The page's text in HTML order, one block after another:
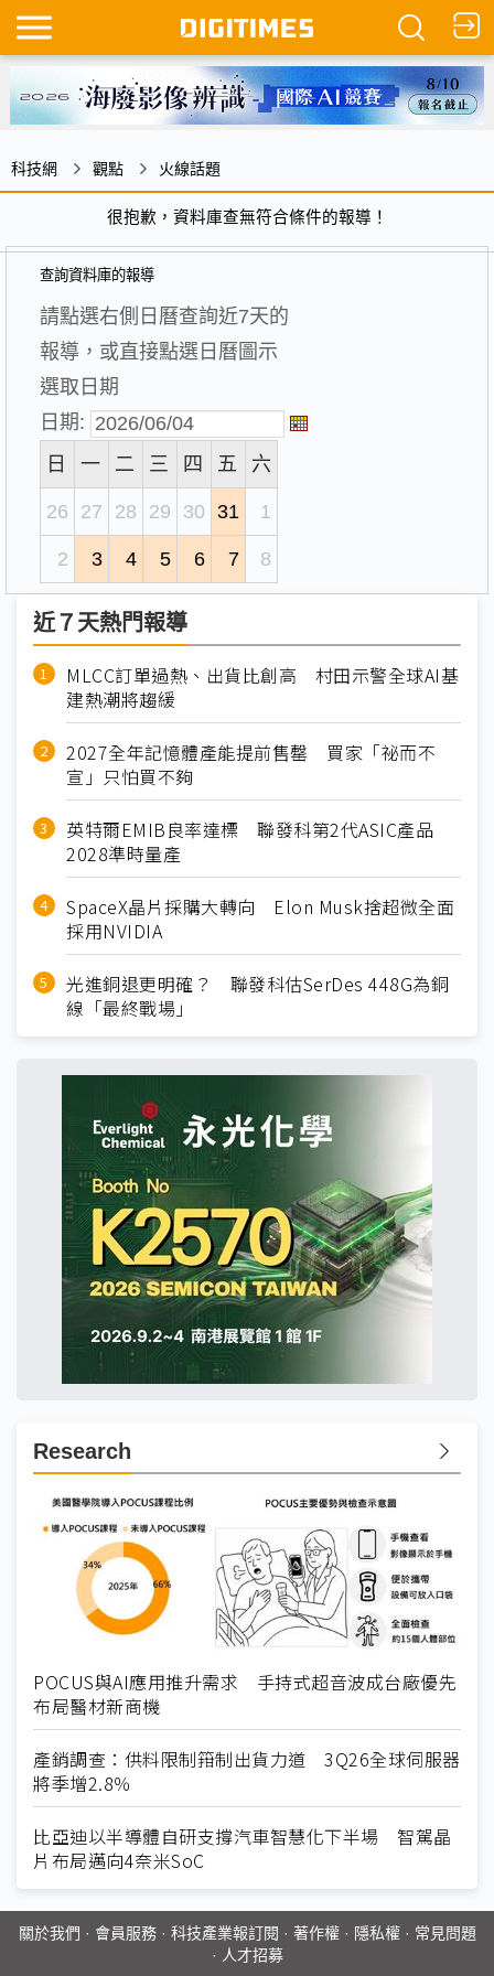
科技網 觀點 火線話題
很抱歉，資料庫查無符合條件的報導！
查詢資料庫的報導
請點選右側日曆查詢近7天的
報導，或直接點選日曆圖示
選取日期
日期:
日
一 二 三 四 五 六
26 27 28 29 30 31 1
2 3 4 5 6 7 8
近７天熱門報導
MLCC訂單過熱、出貨比創高 村田示警全球AI基
建熱潮將趨緩
2027全年記憶體產能提前售罄 買家「祕而不
宣」只怕買不夠
英特爾EMIB良率達標 聯發科第2代ASIC產品
2028準時量產
SpaceX晶片採購大轉向 Elon Musk捨超微全面
採用NVIDIA
光進銅退更明確？ 聯發科估SerDes 448G為銅
線「最終戰場」
Research
POCUS與AI應用推升需求 手持式超音波成台廠優先
布局醫材新商機
產銷調查：供料限制箝制出貨力道 3Q26全球伺服器
將季增2.8％
比亞迪以半導體自研支撐汽車智慧化下半場 智駕晶
片布局邁向4奈米SoC
關於我們 · 會員服務· 科技產業報訂閱 · 著作權· 隱私權· 常見問題
· 人才招募